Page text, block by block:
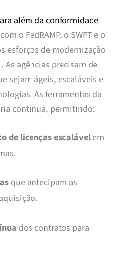
além da conformidade
o FedRAMP, o SWFT e o
esforços de modernização
As agências precisam de
sejam ágeis, escaláveis e
As ferramentas da
contínua, permitindo:
de licenças escalávelem
que antecipam as
dos contratos para